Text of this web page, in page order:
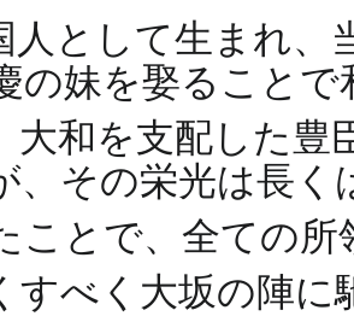
人として生まれ
の妹を娶ること
大和を支配した
、その栄光は長
ことで、全ての
すべく大坂の陣